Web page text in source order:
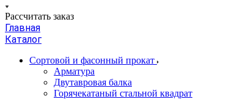
Рассчитать заказ
Главная
Каталог
Сортовой и фасонный прокат
Арматура
Двутавровая балка
Горячекатаный стальной квадрат